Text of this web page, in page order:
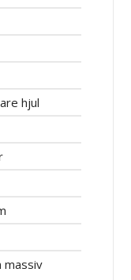
hjul
massiv